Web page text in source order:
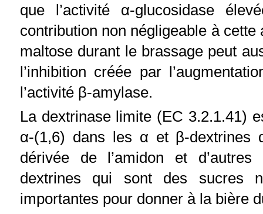
que l’activité α-glucosidase
contribution non négligeable à cette
maltose durant le brassage peut
l’inhibition créée par
l’activité β-amylase.
La dextrinase limite (EC 3.2.1.41)
α-(1,6) dans les α et β-dextrines
dérivée de l’amidon et
dextrines qui sont des sucres
importantes pour donner à la bière